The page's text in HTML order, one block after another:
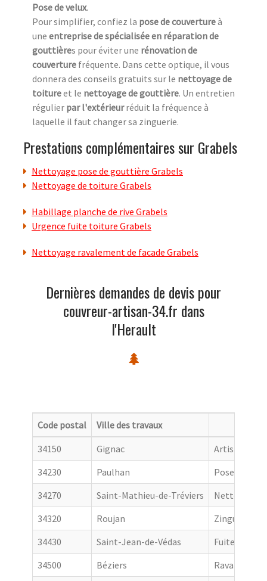
Pose de velux.
Pour simplifier, confiez la pose de couvertureà
une entreprise de spécialisée en réparation de
gouttières pour éviter une rénovation de
couverture fréquente. Dans cette optique, il vous
donnera des conseils gratuits sur le nettoyage de
toitureet le nettoyage de gouttière. Un entretien
régulier par l'extérieurréduit la fréquence à
laquelle il faut changer sa zinguerie.
Prestations complémentaires sur Grabels
Nettoyage pose de gouttière Grabels
Nettoyage de toiture Grabels
Habillage planche de rive Grabels
Urgence fuite toiture Grabels
Nettoyage ravalement de facade Grabels
Dernières demandes de devis pour
couvreur-artisan-34.fr dans
l'Herault
Code postal Ville des travaux
34150
Gignac
Artisan
34230
Paulhan
Pose de
34270
Saint-Mathieu-de-Tréviers
Nettoyage
34320
Roujan
Zingueur
34430
Saint-Jean-de-Védas
Fuite toiture
34500
Béziers
Ravalement